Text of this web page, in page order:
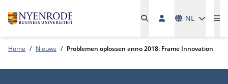
NL
Home Nieuws Problemen oplossen anno 2018: Frame Innovation